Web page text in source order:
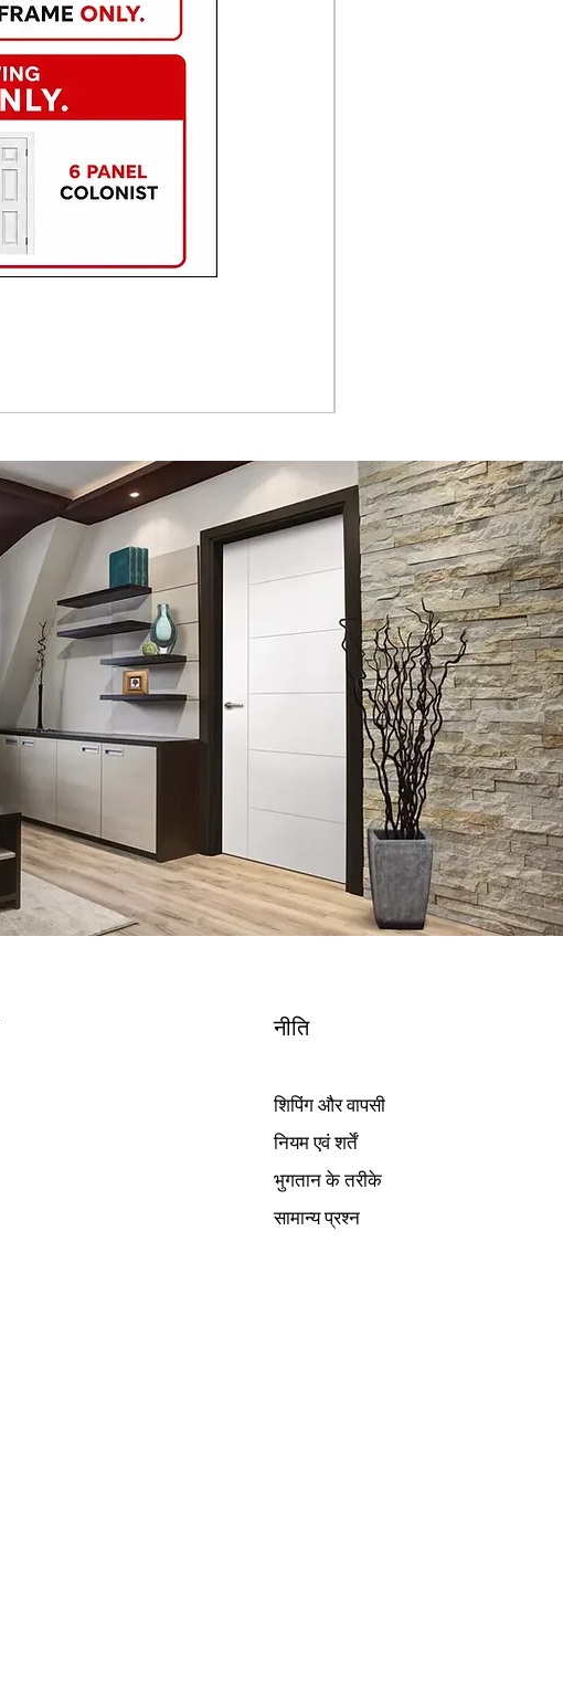
नीति
शिपिंग और वापसी
नियम एवं शर्तें
भुगतान के तरीके
सामान्य प्रश्न